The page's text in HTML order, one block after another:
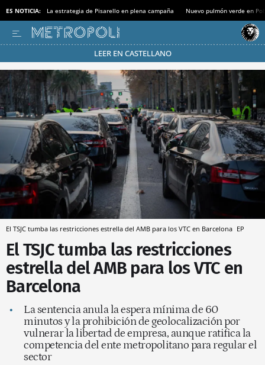
ES NOTICIA: La estrategia de Pisarello en plena campaña Nuevo pulmón verde en
LEER EN CASTELLANO
Pásate al MODO AHORRO
El TSJC tumba las restricciones estrella del AMB para los VTC en Barcelona EP
El TSJC tumba las restricciones
estrella del AMB para los VTC en
Barcelona
La sentencia anula la espera mínima de 60
minutos y la prohibición de geolocalización por
vulnerar la libertad de empresa, aunque ratifica la
competencia del ente metropolitano para regular el
sector